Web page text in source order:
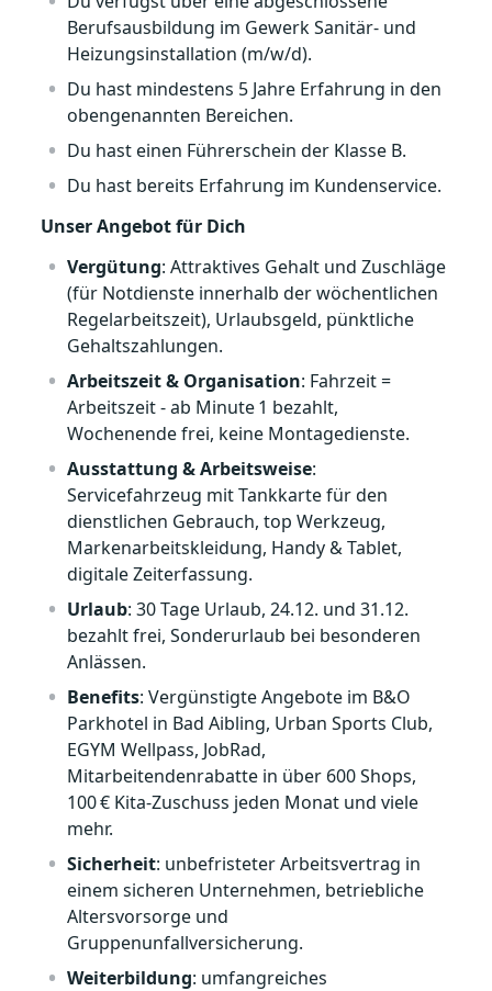
Berufsausbildung im Gewerk Sanitär- und
Heizungsinstallation (m/w/d).
Du hast mindestens 5 Jahre Erfahrung in den
obengenannten Bereichen.
Du hast einen Führerschein der Klasse B.
Du hast bereits Erfahrung im Kundenservice.
Unser Angebot für Dich
Vergütung: Attraktives Gehalt und Zuschläge
(für Notdienste innerhalb der wöchentlichen
Regelarbeitszeit), Urlaubsgeld, pünktliche
Gehaltszahlungen.
Arbeitszeit & Organisation: Fahrzeit =
Arbeitszeit - ab Minute 1 bezahlt,
Wochenende frei, keine Montagedienste.
Ausstattung & Arbeitsweise:
Servicefahrzeug mit Tankkarte für den
dienstlichen Gebrauch, top Werkzeug,
Markenarbeitskleidung, Handy & Tablet,
digitale Zeiterfassung.
Urlaub: 30 Tage Urlaub, 24.12. und 31.12.
bezahlt frei, Sonderurlaub bei besonderen
Anlässen.
Benefits: Vergünstigte Angebote im B&O
Parkhotel in Bad Aibling, Urban Sports Club,
EGYM Wellpass, JobRad,
Mitarbeitendenrabatte in über 600 Shops,
100 € Kita‑Zuschuss jeden Monat und viele
mehr.
Sicherheit: unbefristeter Arbeitsvertrag in
einem sicheren Unternehmen, betriebliche
Altersvorsorge und
Gruppenunfallversicherung.
Weiterbildung: umfangreiches